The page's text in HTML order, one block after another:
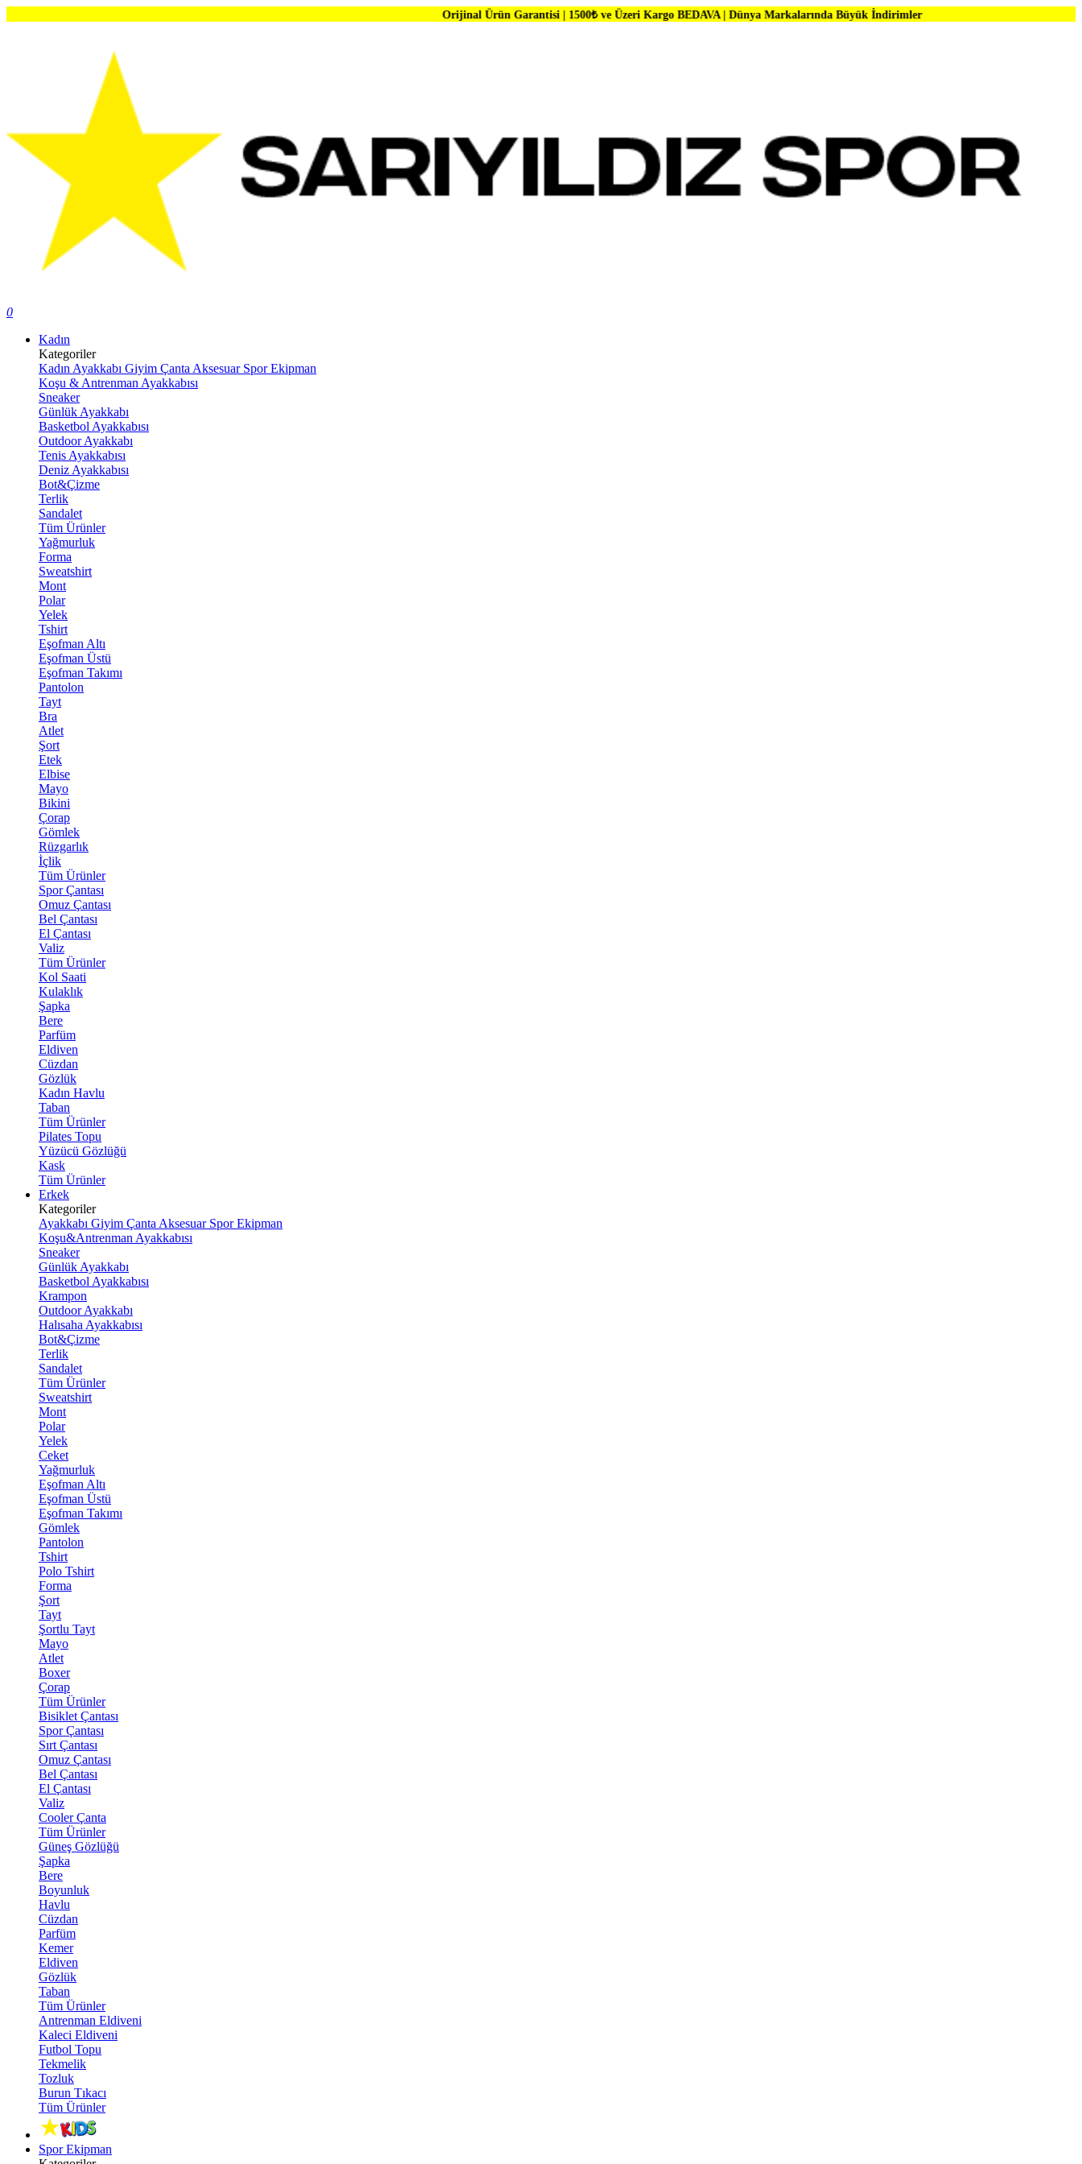
Orijinal Ürün Garantisi | 1500₺ ve Üzeri Kargo BEDAVA | Dünya Markalarında Büyük İndirimler
0
Kadın
Kategoriler
Kadın Ayakkabı Giyim Çanta Aksesuar Spor Ekipman
Koşu & Antrenman Ayakkabısı
Sneaker
Günlük Ayakkabı
Basketbol Ayakkabısı
Outdoor Ayakkabı
Tenis Ayakkabısı
Deniz Ayakkabısı
Bot&Çizme
Terlik
Sandalet
Tüm Ürünler
Yağmurluk
Forma
Sweatshirt
Mont
Polar
Yelek
Tshirt
Eşofman Altı
Eşofman Üstü
Eşofman Takımı
Pantolon
Tayt
Bra
Atlet
Şort
Etek
Elbise
Mayo
Bikini
Çorap
Gömlek
Rüzgarlık
İçlik
Tüm Ürünler
Spor Çantası
Omuz Çantası
Bel Çantası
El Çantası
Valiz
Tüm Ürünler
Kol Saati
Kulaklık
Şapka
Bere
Parfüm
Eldiven
Cüzdan
Gözlük
Kadın Havlu
Taban
Tüm Ürünler
Pilates Topu
Yüzücü Gözlüğü
Kask
Tüm Ürünler
Erkek
Kategoriler
Ayakkabı Giyim Çanta Aksesuar Spor Ekipman
Koşu&Antrenman Ayakkabısı
Sneaker
Günlük Ayakkabı
Basketbol Ayakkabısı
Krampon
Outdoor Ayakkabı
Halısaha Ayakkabısı
Bot&Çizme
Terlik
Sandalet
Tüm Ürünler
Sweatshirt
Mont
Polar
Yelek
Ceket
Yağmurluk
Eşofman Altı
Eşofman Üstü
Eşofman Takımı
Gömlek
Pantolon
Tshirt
Polo Tshirt
Forma
Şort
Tayt
Şortlu Tayt
Mayo
Atlet
Boxer
Çorap
Tüm Ürünler
Bisiklet Çantası
Spor Çantası
Sırt Çantası
Omuz Çantası
Bel Çantası
El Çantası
Valiz
Cooler Çanta
Tüm Ürünler
Güneş Gözlüğü
Şapka
Bere
Boyunluk
Havlu
Cüzdan
Parfüm
Kemer
Eldiven
Gözlük
Taban
Tüm Ürünler
Antrenman Eldiveni
Kaleci Eldiveni
Futbol Topu
Tekmelik
Tozluk
Burun Tıkacı
Tüm Ürünler
Spor Ekipman